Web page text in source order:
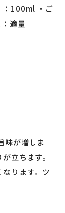
：100ml ・ご
適量
味が増しま
立ちます。
ります。ツ